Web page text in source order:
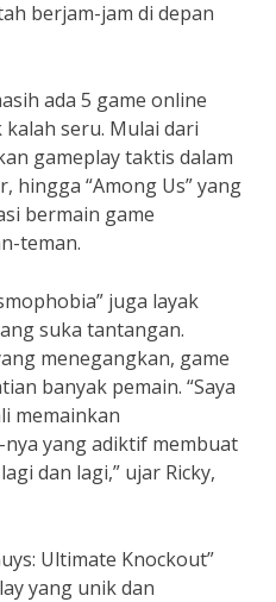
berjam-jam di depan
ada 5 game online
seru. Mulai dari
gameplay taktis dalam
“Among Us” yang
bermain game
teman.
juga layak
suka tantangan.
menegangkan, game
banyak pemain. “Saya
memainkan
nya yang adiktif membuat
dan lagi,” ujar Ricky,
Ultimate Knockout”
yang unik dan